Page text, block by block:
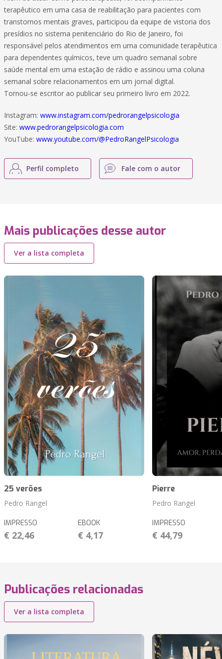
terapêutico em uma casa de reabilitação para pacientes com
transtornos mentais graves, participou da equipe de vistoria dos
presídios no sistema penitenciário do Rio de Janeiro, foi
responsável pelos atendimentos em uma comunidade terapêutica
para dependentes químicos, teve um quadro semanal sobre
saúde mental em uma estação de rádio e assinou uma coluna
semanal sobre relacionamentos em um jornal digital.
Tornou-se escritor ao publicar seu primeiro livro em 2022.
Instagram: www.instagram.com/pedrorangelpsicologia
Site: www.pedrorangelpsicologia.com
YouTube: www.youtube.com/@PedroRangelPsicologia
Perfil completo Fale com o autor
Mais publicações desse autor
Ver a lista completa
25 verões
Pedro Rangel
IMPRESSO
€ 22,46
EBOOK
€ 4,17
Pierre
Pedro Rangel
IMPRESSO
€ 44,79
Publicações relacionadas
Ver a lista completa